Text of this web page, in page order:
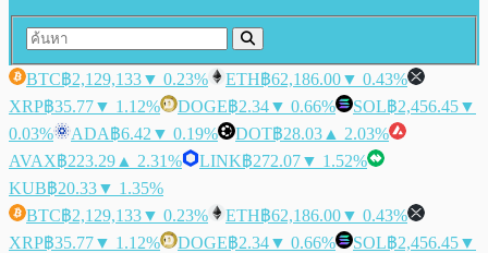
BTC฿2,129,133▼ 0.23% ETH฿62,186.00▼ 0.43%
XRP฿35.77▼ 1.12% DOGE฿2.34▼ 0.66% SOL฿2,456.45▼
0.03%
ADA฿6.42 ▼ 0.19% DOT฿28.03 ▲ 2.03%
AVAX฿223.29 ▲ 2.31% LINK฿272.07▼ 1.52%
KUB฿20.33▼ 1.35%
BTC฿2,129,133▼ 0.23% ETH฿62,186.00▼ 0.43%
XRP฿35.77▼ 1.12% DOGE฿2.34▼ 0.66% SOL฿2,456.45▼